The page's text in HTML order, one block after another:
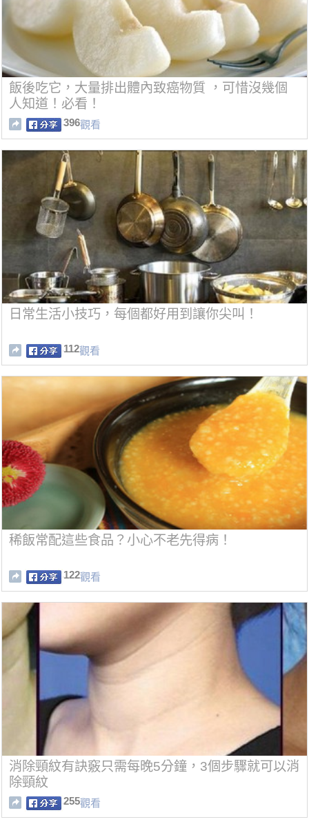
飯後吃它，大量排出體內致癌物質 ，可惜沒幾個
人知道！必看！
396觀看
日常生活小技巧，每個都好用到讓你尖叫！
112觀看
稀飯常配這些食品？小心不老先得病！
122觀看
消除頸紋有訣竅只需每晚5分鐘，3個步驟就可以消
除頸紋
255觀看